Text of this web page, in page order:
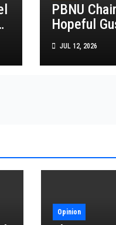
PBNU
Hopeful
Courts
Leaders,
Service
JUL 12, 2026
Opinion